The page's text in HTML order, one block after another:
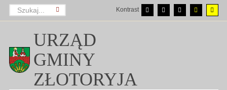
Kontrast
URZĄD
GMINY
ZŁOTORYJA